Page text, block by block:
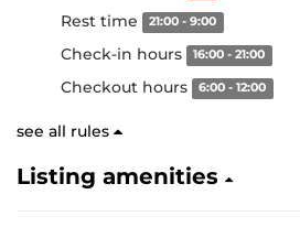
Rest time 21:00 - 9:00
Check-in hours 16:00 - 21:00
Checkout hours 6:00 - 12:00
see all rules
Listing amenities